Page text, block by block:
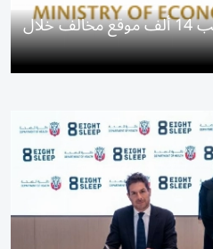
«الاقتصاد والسياحة» تحجب 14 ألف موقع مخالف خلال